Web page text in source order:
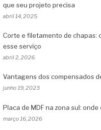
que seu projeto precisa
abril 14, 2025
Corte e filetamento de chapas:
esse serviço
abril 2, 2026
Vantagens dos compensados
junho 19, 2023
Placa de MDF na zona sul: onde
março 16, 2026